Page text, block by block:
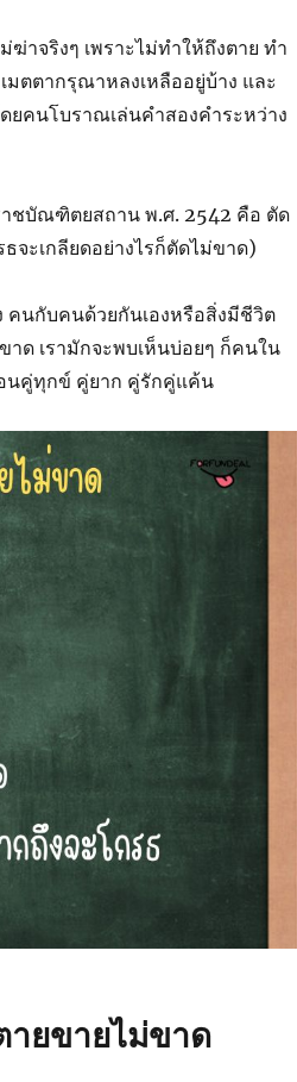
ฆ่าจริงๆ เพราะไม่ทำให้ถึงตาย ทำ
มตตากรุณาหลงเหลืออยู่บ้าง และ
ยคนโบราณเล่นคำสองคำระหว่าง
ชบัณฑิตยสถาน พ.ศ. 2542 คือ ตัด
จะเกลียดอย่างไรก็ตัดไม่ขาด)
คนกับคนด้วยกันเองหรือสิ่งมีชีวิต
ด เรามักจะพบเห็นบ่อยๆ ก็คนใน
นคู่ทุกข์ คู่ยาก คู่รักคู่แค้น
ายขายไม่ขาด